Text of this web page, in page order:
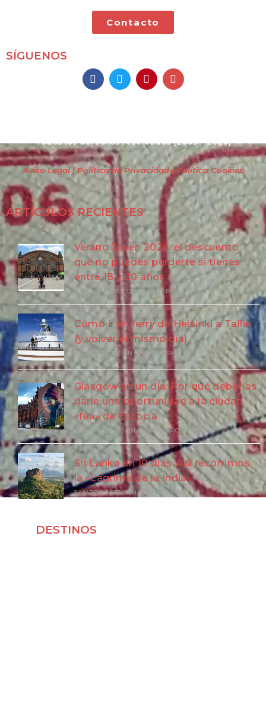
Contacto
SÍGUENOS
Todos los derechos reservados(2009 – 2026)
Aviso Legal | Política de Privacidad | Política Cookies
ARTÍCULOS RECIENTES
Verano Joven 2026: el descuento
que no puedes perderte si tienes
entre 18 y 30 años
18 JUNIO, 2026 / 32 COMENTARIOS
Cómo ir en ferry de Helsinki a Tallin
(y volver el mismo día)
3 JUNIO, 2026 / SIN COMENTARIOS
Glasgow en un día: Por qué deberías
darle una oportunidad a la ciudad
«fea» de Escocia
27 ABRIL, 2026 / SIN COMENTARIOS
Sri Lanka en 10 días: Así recorrimos
la «Lágrima de la India»
5 MARZO, 2026 / SIN COMENTARIOS
DESTINOS